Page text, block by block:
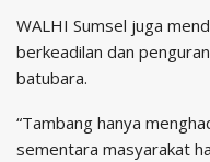
WALHI Sumsel juga
berkeadilan dan
batubara.
“Tambang hanya
sementara masyarakat